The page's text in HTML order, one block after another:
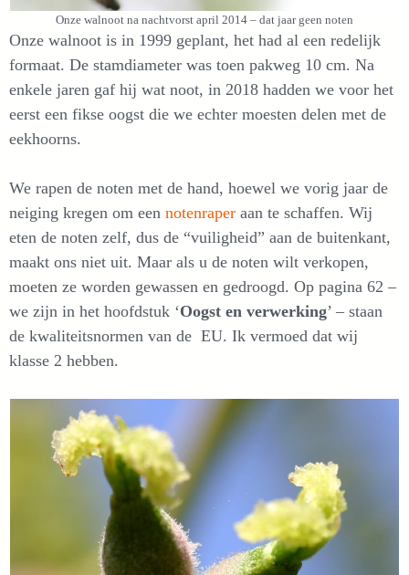
Onze walnoot na nachtvorst april 2014 – dat jaar geen noten
Onze walnoot is in 1999 geplant, het had al een redelijk
formaat. De stamdiameter was toen pakweg 10 cm. Na
enkele jaren gaf hij wat noot, in 2018 hadden we voor het
eerst een fikse oogst die we echter moesten delen met de
eekhoorns.
We rapen de noten met de hand, hoewel we vorig jaar de
neiging kregen om een notenraper aan te schaffen. Wij
eten de noten zelf, dus de “vuiligheid” aan de buitenkant,
maakt ons niet uit. Maar als u de noten wilt verkopen,
moeten ze worden gewassen en gedroogd. Op pagina 62 –
we zijn in het hoofdstuk ‘Oogst en verwerking’ – staan
de kwaliteitsnormen van de EU. Ik vermoed dat wij
klasse 2 hebben.